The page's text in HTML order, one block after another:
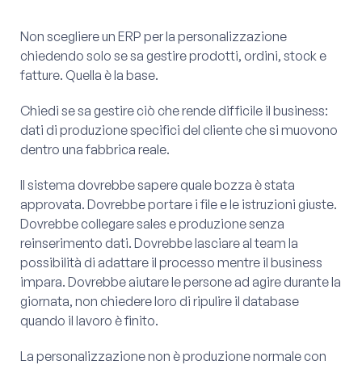
Non scegliere un ERP per la personalizzazione
chiedendo solo se sa gestire prodotti, ordini, stock e
fatture. Quella è la base.
Chiedi se sa gestire ciò che rende difficile il business:
dati di produzione specifici del cliente che si muovono
dentro una fabbrica reale.
Il sistema dovrebbe sapere quale bozza è stata
approvata. Dovrebbe portare i file e le istruzioni giuste.
Dovrebbe collegare sales e produzione senza
reinserimento dati. Dovrebbe lasciare al team la
possibilità di adattare il processo mentre il business
impara. Dovrebbe aiutare le persone ad agire durante la
giornata, non chiedere loro di ripulire il database
quando il lavoro è finito.
La personalizzazione non è produzione normale con